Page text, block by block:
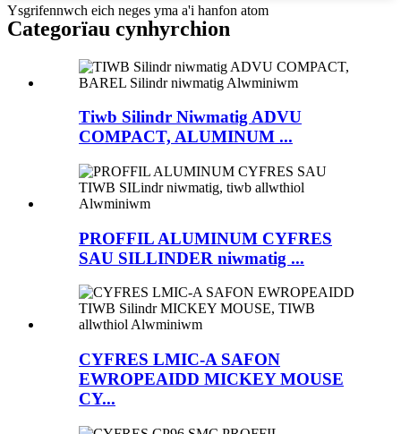
Ysgrifennwch eich neges yma a'i hanfon atom
Categorïau cynhyrchion
Tiwb Silindr Niwmatig ADVU
COMPACT, ALUMINUM ...
PROFFIL ALUMINUM CYFRES
SAU SILLINDER niwmatig ...
CYFRES LMIC-A SAFON
EWROPEAIDD MICKEY MOUSE
CY...